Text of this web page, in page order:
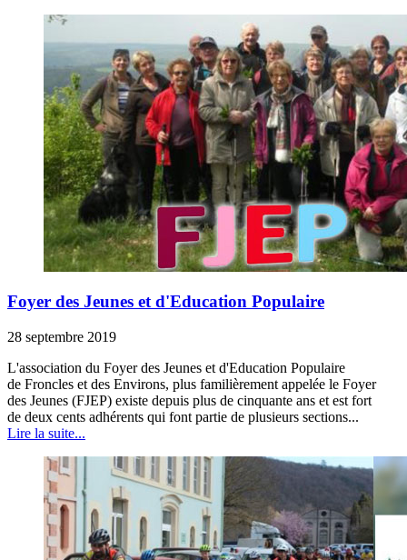
Foyer des Jeunes et d'Education Populaire
28 septembre 2019
L'association du Foyer des Jeunes et d'Education Populaire
de Froncles et des Environs, plus familièrement appelée le Foyer
des Jeunes (FJEP) existe depuis plus de cinquante ans et est fort
de deux cents adhérents qui font partie de plusieurs sections...
Lire la suite...